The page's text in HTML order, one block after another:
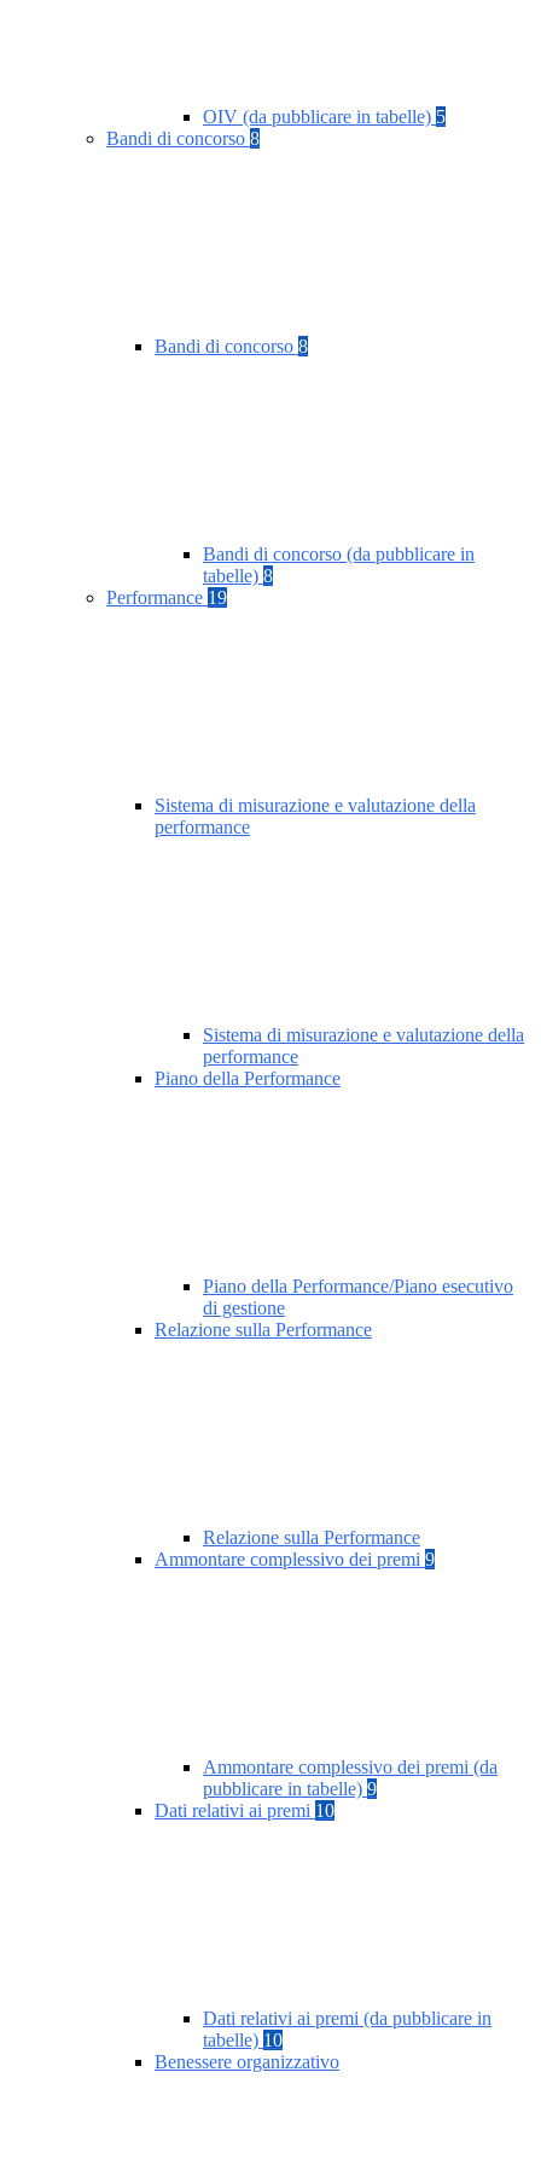
OIV (da pubblicare in tabelle) 5
Bandi di concorso 8
Bandi di concorso 8
Bandi di concorso (da pubblicare in
tabelle) 8
Performance 19
Sistema di misurazione e valutazione della
performance
Sistema di misurazione e valutazione della
performance
Piano della Performance
Piano della Performance/Piano esecutivo
di gestione
Relazione sulla Performance
Relazione sulla Performance
Ammontare complessivo dei premi 9
Ammontare complessivo dei premi (da
pubblicare in tabelle) 9
Dati relativi ai premi 10
Dati relativi ai premi (da pubblicare in
tabelle) 10
Benessere organizzativo